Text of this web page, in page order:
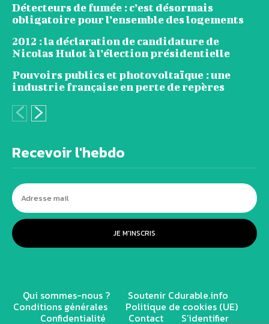
Détecteurs de fumée : c’est désormais
obligatoire pour l’ensemble des logements
2012 : la déclaration de candidature de
Nicolas Hulot à l’élection présidentielle
Pouvoirs publics et photovoltaïque : une
industrie française en perte de repères
Recevoir l'hebdo
JE M'INSCRIS
Qui sommes-nous ? Soutenir Cdurable.info
Conditions générales Politique de cookies (UE)
Confidentialité Contact S’identifier